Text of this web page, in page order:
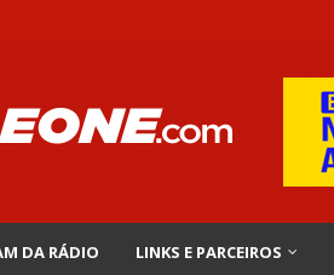
DA RÁDIO LINKS E PARCEIROS